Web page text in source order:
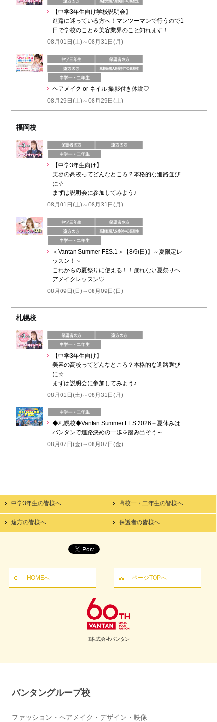
【中学3年生向け学校説明会】
進路に迷っている方へ！マンツーマンで行うので1
日で学校のこと＆美容業界のこと知れます！
08月01日(土)～08月31日(月)
ヘアメイク or ネイル 撮影付き体験♡
08月29日(土)～08月29日(土)
福岡校
【中学3年生向け】
美容の高校ってどんなところ？本格的な進路選び
に☆
まずは説明会に参加してみよう♪
08月01日(土)～08月31日(月)
＜Vantan Summer FES.1＞【8/9(日)】～夏限定レ
ッスン！～
これからの夏祭りに使える！！崩れない夏祭りヘ
アメイクレッスン♡
08月09日(日)～08月09日(日)
札幌校
【中学3年生向け】
美容の高校ってどんなところ？本格的な進路選び
に☆
まずは説明会に参加してみよう♪
08月01日(土)～08月31日(月)
◆札幌校◆Vantan Summer FES 2026～夏休みは
バンタンで進路決めの一歩を踏み出そう～
08月07日(金)～08月07日(金)
中学3年生の皆様へ 高校一・二年生の皆様へ
遠方の皆様へ 保護者の皆様へ
HOMEへ ページTOPへ
©株式会社バンタン
バンタングループ校
ファッション・ヘアメイク・デザイン・映像